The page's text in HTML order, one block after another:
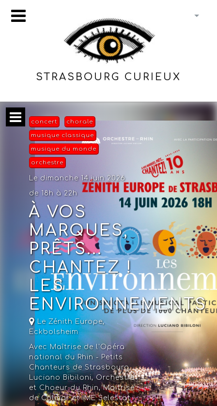
STRASBOURG CURIEUX
concert chorale
musique classique
musique du monde
orchestre
Le dimanche 14 juin 2026
de 18h à 22h
À VOS
MARQUES,
PRÊTS...
CHANTEZ !
LES
ENVIRONNEMENTS
Le Zénith Europe,
Eckbolsheim
Avec Maîtrise de l'Opéra
national du Rhin - Petits
Chanteurs de Strasbourg,
Luciano Bibiloni, Orchestre
et Choeur du Rhin, Maitrise
de Colmar et IME Selestat